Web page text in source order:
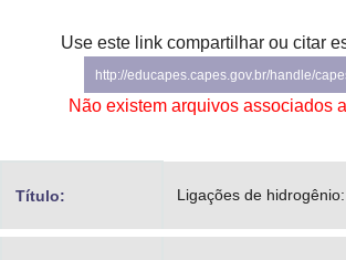
Secretaria-Geral
Advocacia-Geral da União
Banco Central do Brasil
Use este link compartilhar ou citar
http://educapes.capes.gov.br/handle/
Não existem arquivos associados
Título: Ligações de